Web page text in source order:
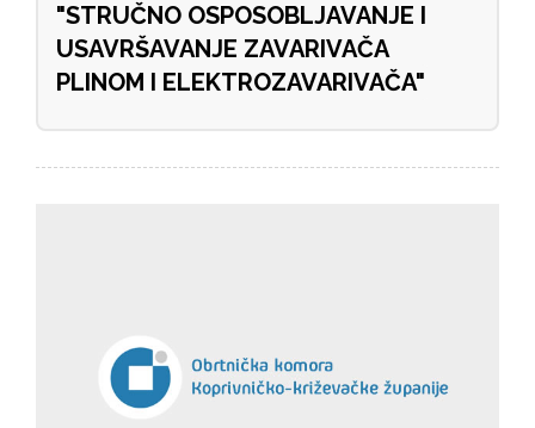
"STRUČNO OSPOSOBLJAVANJE I
USAVRŠAVANJE ZAVARIVAČA
PLINOM I ELEKTROZAVARIVAČA"